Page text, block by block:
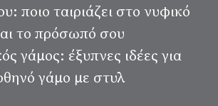
ποιο ταιριάζει στο νυφικό
το πρόσωπό σου
γάμος: έξυπνες ιδέες για
γάμο με στυλ